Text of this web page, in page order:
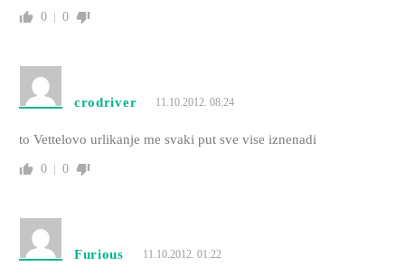
0 0
crodriver 11.10.2012. 08:24
to Vettelovo urlikanje me svaki put sve vise iznenadi
0 0
Furious 11.10.2012. 01:22